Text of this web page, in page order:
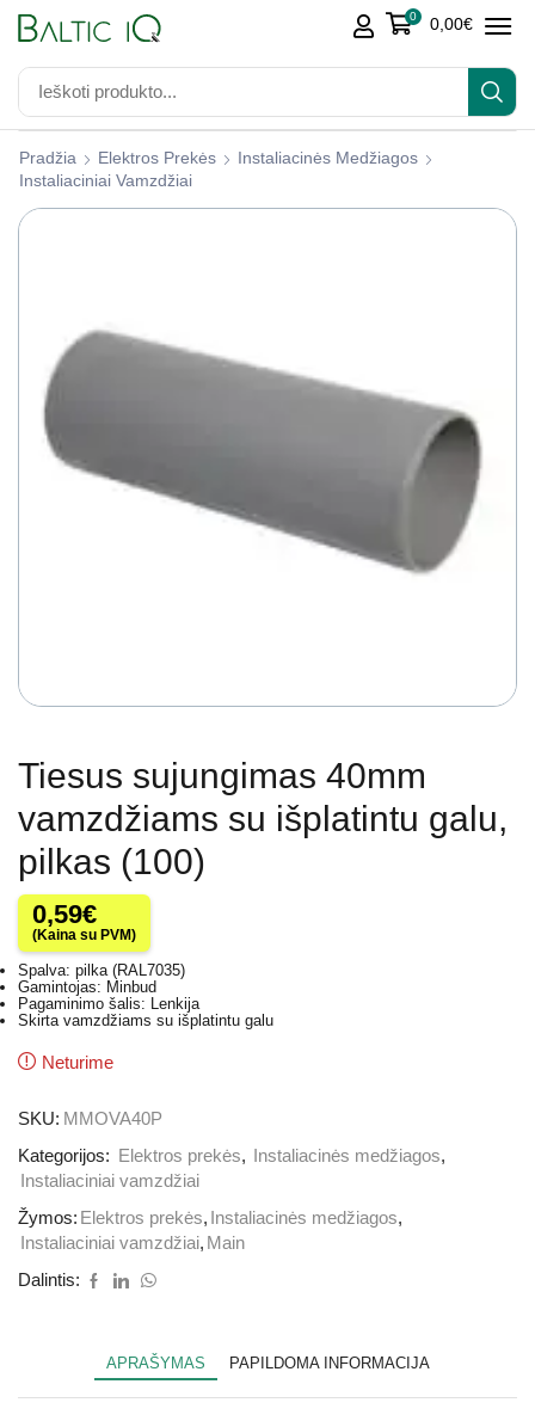
0 0,00€
Pradžia Elektros Prekės
Instaliacinės Medžiagos
Instaliaciniai Vamzdžiai
Tiesus sujungimas 40mm
vamzdžiams su išplatintu galu,
pilkas (100)
0,59€
(Kaina su PVM)
Spalva: pilka (RAL7035)
Gamintojas: Minbud
Pagaminimo šalis: Lenkija
Skirta vamzdžiams su išplatintu galu
Neturime
SKU: MMOVA40P
Kategorijos:
Elektros prekės, Instaliacinės medžiagos,
Instaliaciniai vamzdžiai
Žymos: Elektros prekės, Instaliacinės medžiagos,
Instaliaciniai vamzdžiai, Main
Dalintis:
APRAŠYMAS PAPILDOMA INFORMACIJA